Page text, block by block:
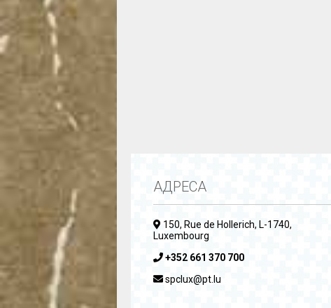
АДРЕСА
150, Rue de Hollerich, L-1740,
Luxembourg
+352 661 370 700
spclux@pt.lu